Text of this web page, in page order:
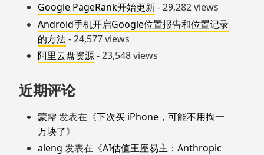
Google PageRank开始更新- 29,282 views
Android手机开启Google位置报告和位置记录
的方法- 24,577 views
阿里云盘资源- 23,548 views
近期评论
蒙需 发表在《下次买 iPhone，可能不用掏一
万块了》
aleng 发表在《AI估值王座易主：Anthropic